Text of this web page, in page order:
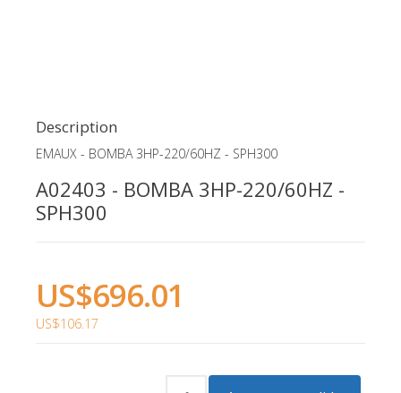
Description
EMAUX - BOMBA 3HP-220/60HZ - SPH300
A02403 - BOMBA 3HP-220/60HZ -
SPH300
US$696.01
US$106.17